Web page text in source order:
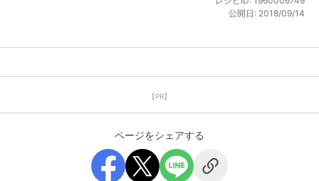
公開日: 2018/09/14
【PR】
ページをシェアする